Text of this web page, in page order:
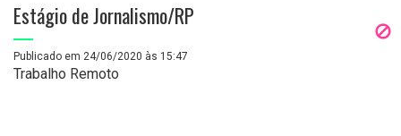
Estágio de Jornalismo/RP
Publicado em 24/06/2020 às 15:47
Trabalho Remoto